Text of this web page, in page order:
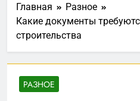
Главная
Разное
Какие документы
строительства
РАЗНОЕ